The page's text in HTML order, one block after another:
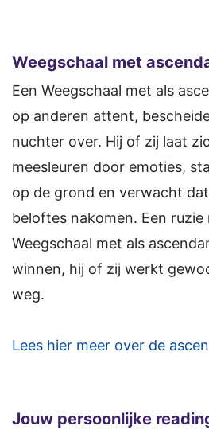
Weegschaal met
Een Weegschaal met als
op anderen attent,
nuchter over. Hij of zij laat
meesleuren door emoties,
op de grond en verwacht
beloftes nakomen. Een ruzie
Weegschaal met als
winnen, hij of zij werkt
weg.
Lees hier meer over de
Jouw persoonlijke